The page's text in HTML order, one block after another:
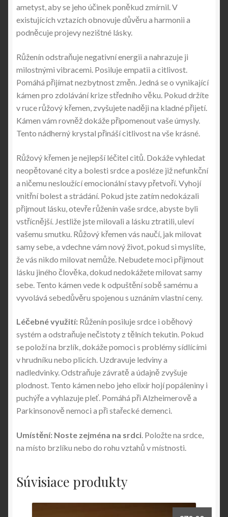
ametyst, aby se jeho účinek poněkud zmírnil. V
existujících vztazích obnovuje důvěru a harmonii a
podněcuje projevy nezištné lásky.
Růženín odstraňuje negativní energii a nahrazuje ji
milostnými vibracemi. Posiluje empatii a citlivost.
Pomáhá přijímat nezbytnost změn. Jedná se o vynikající
kámen pro zdolávání krize středního věku. Pokud držíte
v ruce růžový křemen, zvyšujete naději na kladné přijetí.
Kámen vám rovněž dokáže připomenout vaše úmysly.
Tento nádherný krystal přináší citlivost na vše krásné.
Růžový křemen je nejlepší léčitel citů. Dokáže vyhledat
neopětované city a bolesti srdce a posléze již nefunkční
a ničemu nesloužící emocionální stavy přetvoří. Vyhojí
vnitřní bolest a strádání. Pokud jste zatím nedokázali
přijmout lásku, otevře růženín vaše srdce, abyste byli
vstřícnější. Jestliže jste milovali a lásku ztratili, uleví
vašemu smutku. Růžový křemen vás naučí, jak milovat
samy sebe, a vdechne vám nový život, pokud si myslíte,
že vás nikdo milovat nemůže. Nebudete moci přijmout
lásku jiného člověka, dokud nedokážete milovat samy
sebe. Tento kámen vede k odpuštění sobě samému a
vyvolává sebedůvěru spojenou s uznáním vlastní ceny.
Léčebné využití: Růženín posiluje srdce i oběhový
systém a odstraňuje nečistoty z tělních tekutin. Pokud
se položí na brzlík, dokáže pomoci s problémy sídlícími
v hrudníku nebo plicích. Uzdravuje ledviny a
nadledvinky. Odstraňuje závratě a údajně zvyšuje
plodnost. Tento kámen nebo jeho elixír hojí popáleniny i
puchýře a vyhlazuje pleť. Pomáhá při Alzheimerově a
Parkinsonově nemoci a při stařecké demenci.
Umístění: Noste zejména na srdci. Položte na srdce,
na místo brzlíku nebo do rohu vztahů v místnosti.
Súvisiace produkty